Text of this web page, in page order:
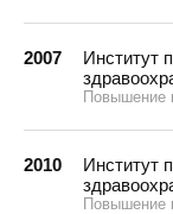
2007
Институт
Повышение
2010
Институт
Повышение